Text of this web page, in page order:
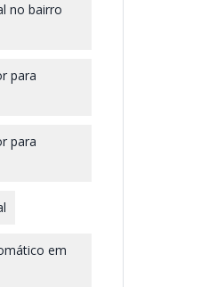
no bairro
para
para
em